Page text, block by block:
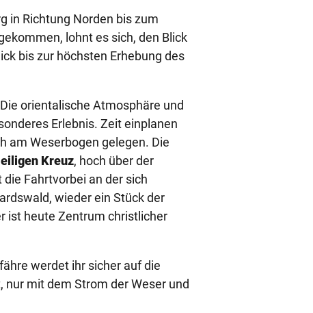
in Richtung Norden bis zum
lohnt es sich, den Blick
bis zur höchsten Erhebung des
orientalische Atmosphäre und
Erlebnis. Zeit einplanen
am Weserbogen gelegen. Die
Kreuz, hoch über der
Fahrtvorbei an der sich
wieder ein Stück der
ist heute Zentrum christlicher
werdet ihr sicher auf die
mit dem Strom der Weser und